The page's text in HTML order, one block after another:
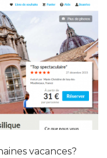
vacances?